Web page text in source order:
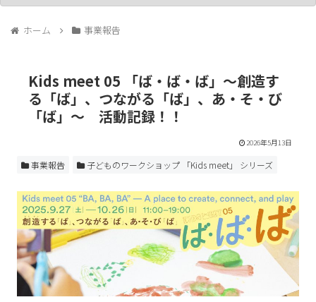
ホーム 事業報告
Kids meet 05 「ば・ば・ば」～創造す
る「ば」、つながる「ば」、あ・そ・び
「ば」～ 活動記録！！
2026年5月13日
事業報告 子どものワークショップ 「Kids meet」 シリーズ